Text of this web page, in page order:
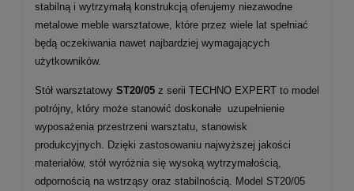
stabilną i wytrzymałą konstrukcją oferujemy niezawodne
metalowe meble warsztatowe, które przez wiele lat spełniać
będą oczekiwania nawet najbardziej wymagających
użytkowników.
Stół warsztatowy ST20/05 z serii TECHNO EXPERT to model
potrójny, który może stanowić doskonałe uzupełnienie
wyposażenia przestrzeni warsztatu, stanowisk
produkcyjnych. Dzięki zastosowaniu najwyższej jakości
materiałów, stół wyróżnia się wysoką wytrzymałością,
odpornością na wstrząsy oraz stabilnością. Model ST20/05